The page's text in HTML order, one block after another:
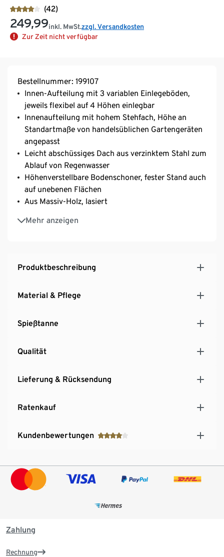
(42)
249,99inkl. MwSt.zzgl. Versandkosten
Zur Zeit nicht verfügbar
Bestellnummer: 199107
Innen-Aufteilung mit 3 variablen Einlegeböden,
jeweils flexibel auf 4 Höhen einlegbar
Innenaufteilung mit hohem Stehfach, Höhe an
Standartmaße von handelsüblichen Gartengeräten
angepasst
Leicht abschüssiges Dach aus verzinktem Stahl zum
Ablauf von Regenwasser
Höhenverstellbare Bodenschoner, fester Stand auch
auf unebenen Flächen
Aus Massiv-Holz, lasiert
Mehr anzeigen
UV- und witterungsbeständig sowie wasserdicht
Ein Element unserer Möbelserie »Tinus«
Produktbeschreibung
Material & Pflege
Spießtanne
Qualität
Lieferung & Rücksendung
Ratenkauf
Kundenbewertungen
Zahlung
Rechnung